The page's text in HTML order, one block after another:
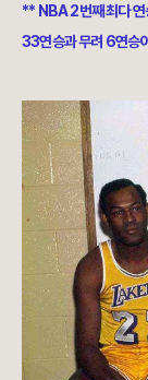
** NBA 2번째 최다 연
33연승과 무려 6연승